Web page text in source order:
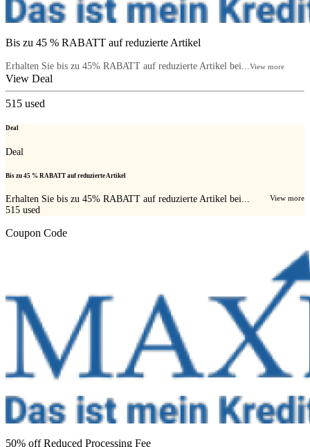
Bis zu 45 % RABATT auf reduzierte Artikel
Erhalten Sie bis zu 45% RABATT auf reduzierte Artikel bei...View more
View Deal
515 used
Deal
Deal
Bis zu 45 % RABATT auf reduzierte Artikel
Erhalten Sie bis zu 45% RABATT auf reduzierte Artikel bei... View more
515 used
Coupon Code
50% off Reduced Processing Fee